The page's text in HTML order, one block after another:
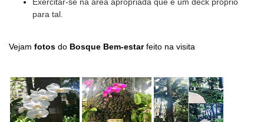
para tal.
Vejam fotos do Bosque Bem-estarfeito na visita